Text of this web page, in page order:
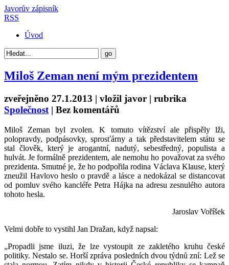
Javorův zápisník
RSS
Úvod
Miloš Zeman není mým prezidentem
zveřejněno 27.1.2013 | vložil javor | rubrika
Společnost | Bez komentářů
Miloš Zeman byl zvolen. K tomuto vítězství ale přispěly lži,
polopravdy, podpásovky, sprosťárny a tak představitelem státu se
stal člověk, který je arogantní, nadutý, sebestředný, populista a
hulvát. Je formálně prezidentem, ale nemohu ho považovat za svého
prezidenta. Smutné je, že ho podpořila rodina Václava Klause, který
zneužil Havlovo heslo o pravdě a lásce a nedokázal se distancovat
od pomluv svého kancléře Petra Hájka na adresu zesnulého autora
tohoto hesla.
Jaroslav Voříšek
Velmi dobře to vystihl Jan Dražan, když napsal:
„Propadli jsme iluzi, že lze vystoupit ze zakletého kruhu české
politiky. Nestalo se. Horší zpráva posledních dvou týdnů zní: Lež se